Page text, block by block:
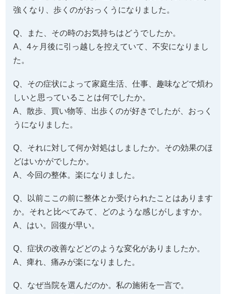
強くなり、歩くのがおっくうになりました。
Q、また、その時のお気持ちはどうでしたか。
A、4ヶ月後に引っ越しを控えていて、不安になりまし
た。
Q、その症状によって家庭生活、仕事、趣味などで煩わ
しいと思っていることは何でしたか。
A、散歩、買い物等、出歩くのが好きでしたが、おっく
うになりました。
Q、それに対して何か対処はしましたか。その効果のほ
どはいかがでしたか。
A、今回の整体。楽になりました。
Q、以前ここの前に整体とか受けられたことはあります
か。それと比べてみて、どのような感じがしますか。
A、はい。回復が早い。
Q、症状の改善などどのような変化がありましたか。
A、痺れ、痛みが楽になりました。
Q、なぜ当院を選んだのか。私の施術を一言で。